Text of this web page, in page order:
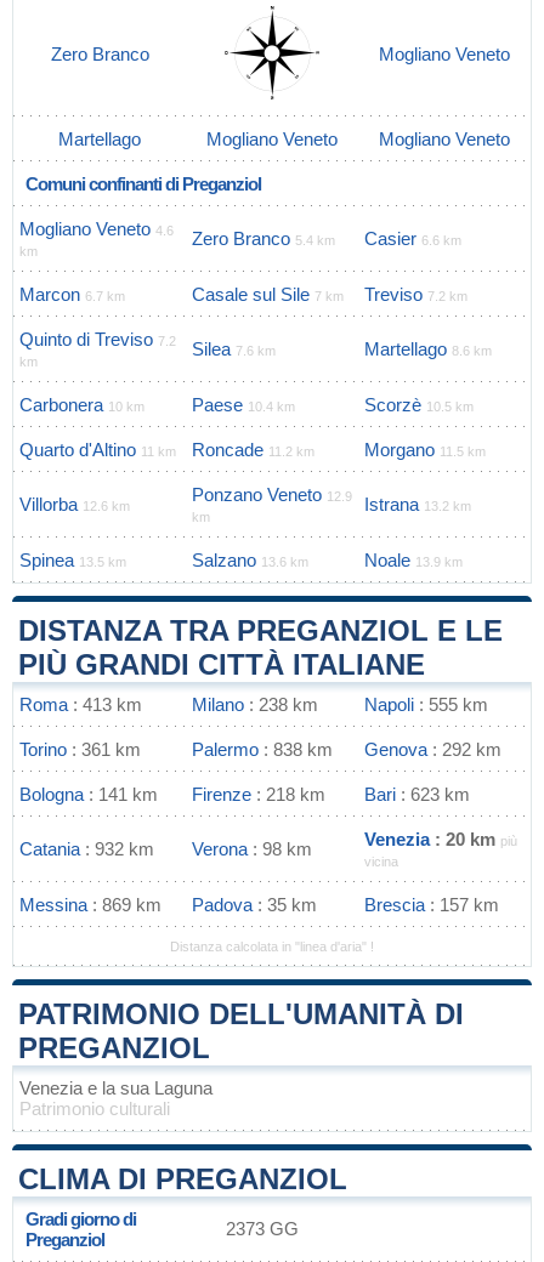
Zero Branco Mogliano Veneto
Martellago Mogliano Veneto Mogliano Veneto
Comuni confinanti di Preganziol
Mogliano Veneto 4.6
km
Zero Branco 5.4 km Casier 6.6 km
Marcon 6.7 km Casale sul Sile 7 km Treviso 7.2 km
Quinto di Treviso 7.2
km
Silea 7.6 km Martellago 8.6 km
Carbonera 10 km Paese 10.4 km Scorzè 10.5 km
Quarto d'Altino 11 km Roncade 11.2 km Morgano 11.5 km
Villorba 12.6 km
Ponzano Veneto 12.9
km
Istrana 13.2 km
Spinea 13.5 km Salzano 13.6 km Noale 13.9 km
DISTANZA TRA PREGANZIOL E LE
PIÙ GRANDI CITTÀ ITALIANE
Roma : 413 km Milano : 238 km Napoli : 555 km
Torino : 361 km Palermo : 838 km Genova : 292 km
Bologna : 141 km Firenze : 218 km Bari : 623 km
Catania : 932 km Verona : 98 km Venezia: 20 km più
vicina
Messina : 869 km Padova : 35 km Brescia : 157 km
Distanza calcolata in "linea d'aria" !
PATRIMONIO DELL'UMANITÀ DI
PREGANZIOL
Venezia e la sua Laguna
Patrimonio culturali
CLIMA DI PREGANZIOL
Gradi giorno di
Preganziol
2373 GG